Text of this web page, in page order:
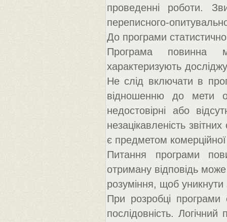
проведенні роботи.
переписного-
До програми
Програма повинна
характеризують
Не слід включати в
відношенню до мети
недостовірні або
незацікавленість
є предметом
Питання програми
отриману відповідь
розуміння, щоб уникнути
При розробці програми
послідовність.